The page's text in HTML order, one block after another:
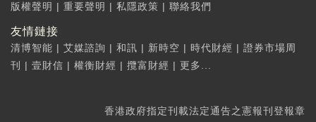
版權聲明 | 重要聲明 | 私隱政策 | 聯絡我們
友情鏈接
清博智能 | 艾媒諮詢 | 和訊 | 新時空 | 時代財經 | 證券市場周
刊
| 壹財信 | 權衡財經 | 攬富財經 | 更多...
香港政府指定刊載法定通告之憲報刊登報章